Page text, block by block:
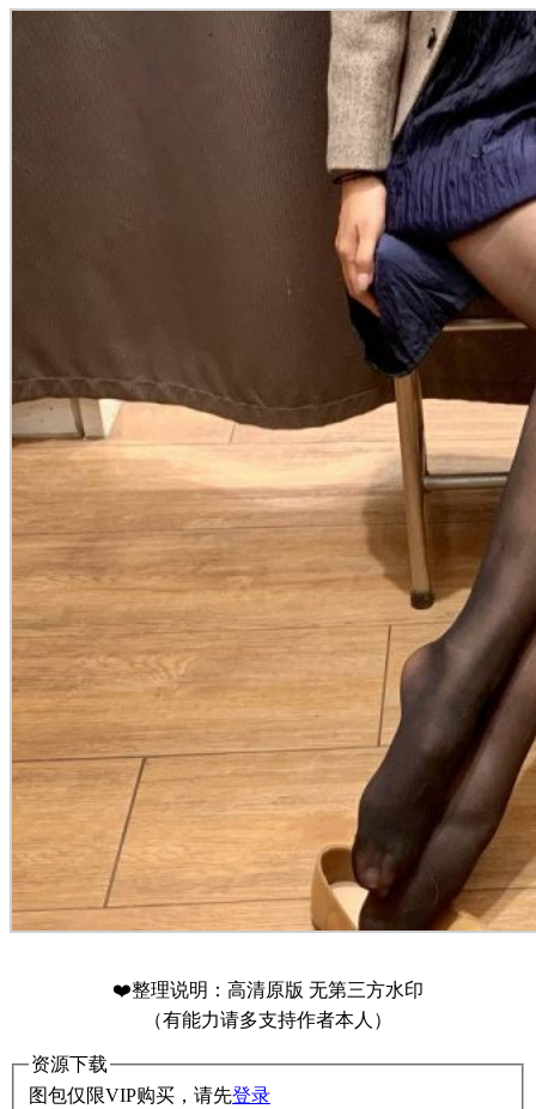
❤️整理说明：高清原版 无第三方水印
（有能力请多支持作者本人）
资源下载
图包仅限VIP购买，请先登录